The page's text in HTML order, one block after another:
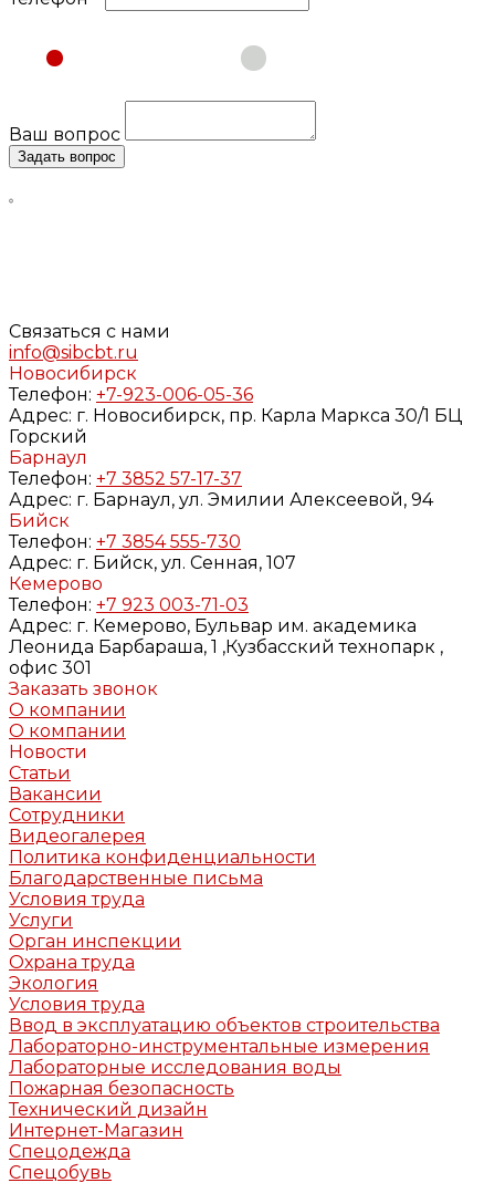
Юридическое лицо
Ваш вопрос
Задать вопрос
Связаться с нами
info@sibcbt.ru
Новосибирск
Телефон: +7-923-006-05-36
Адрес: г. Новосибирск, пр. Карла Маркса 30/1 БЦ
Горский
Барнаул
Телефон: +7 3852 57-17-37
Адрес: г. Барнаул, ул. Эмилии Алексеевой, 94
Бийск
Телефон: +7 3854 555-730
Адрес: г. Бийск, ул. Сенная, 107
Кемерово
Телефон: +7 923 003-71-03
Адрес: г. Кемерово, Бульвар им. академика
Леонида Барбараша, 1 ,Кузбасский технопарк ,
офис 301
Заказать звонок
О компании
О компании
Новости
Статьи
Вакансии
Сотрудники
Видеогалерея
Политика конфиденциальности
Благодарственные письма
Условия труда
Услуги
Орган инспекции
Охрана труда
Экология
Условия труда
Ввод в эксплуатацию объектов строительства
Лабораторно-инструментальные измерения
Лабораторные исследования воды
Пожарная безопасность
Технический дизайн
Интернет-Магазин
Спецодежда
Спецобувь